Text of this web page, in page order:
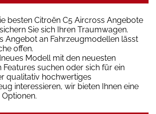
besten Citroën C5 Aircross Angebote
Sie sich Ihren Traumwagen.
Angebot an Fahrzeugmodellen lässt
offen.
Modell mit den neuesten
suchen oder sich für ein
qualitativ hochwertiges
interessieren, wir bieten Ihnen eine